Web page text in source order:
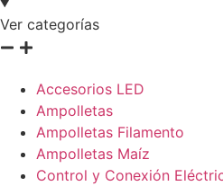
Ver categorías
Accesorios LED
Ampolletas
Ampolletas Filamento
Ampolletas Maíz
Control y Conexión